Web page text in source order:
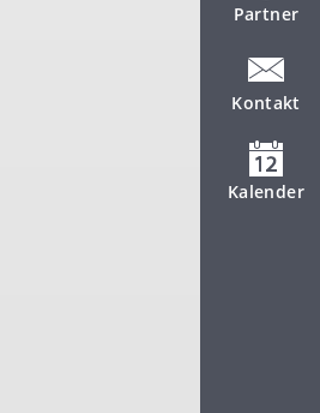
Partner
Kontakt
Kalender